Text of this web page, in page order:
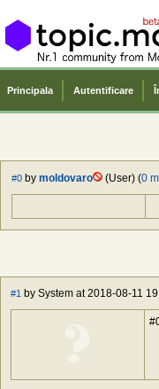
Principala Autentificare
#0 by moldovaro (User) (0
#1 by System at 2018-08-11